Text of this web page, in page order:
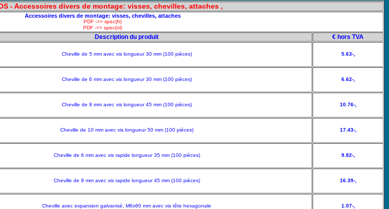
- Accessoires divers de montage: visses, chevilles, attaches ,
Accessoires divers de montage: visses, chevilles, attaches
PDF ->> spec(fr)
PDF ->> spec(nl)
Description du produit € hors TVA
Cheville de 5 mm avec vis longueur 30 mm (100 pièces) 5.63-,
Cheville de 6 mm avec vis longueur 30 mm (100 pièces) 6.62-,
Cheville de 8 mm avec vis longueur 45 mm (100 pièces) 10.76-,
Cheville de 10 mm avec vis longueur 50 mm (100 pièces) 17.43-,
Cheville de 6 mm avec vis rapide longueur 35 mm (100 pièces) 9.82-,
Cheville de 8 mm avec vis rapide longueur 45 mm (100 pièces) 16.39-,
Cheville avec expansion galvanisé, M6x60 mm avec vis tête hexagonale 1.07-,